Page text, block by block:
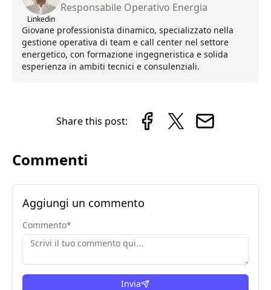
Linkedin
Responsabile Operativo Energia
Giovane professionista dinamico, specializzato nella
gestione operativa di team e call center nel settore
energetico, con formazione ingegneristica e solida
esperienza in ambiti tecnici e consulenziali.
Share this post:
Commenti
Aggiungi un commento
Commento*
Invia